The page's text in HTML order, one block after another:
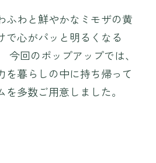
柏倉町2471-7
ふわと鮮やかなミモザの黄
で心がパッと明るくなる
今回のポップアップでは、
を暮らしの中に持ち帰って
多数ご用意しました。